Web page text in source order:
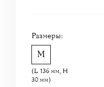
Размеры:
(L 136 мм, H
30 мм)